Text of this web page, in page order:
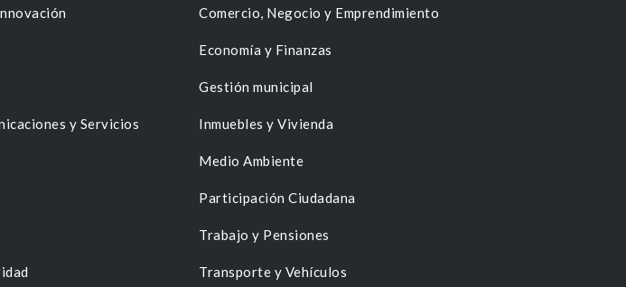
Comercio, Negocio y Emprendimiento
Economía y Finanzas
Gestión municipal
y Servicios
Inmuebles y Vivienda
Medio Ambiente
Participación Ciudadana
Trabajo y Pensiones
Transporte y Vehículos